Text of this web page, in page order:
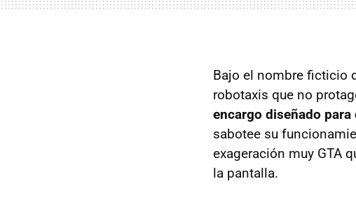
Bajo el nombre ficticio
robotaxis que no
encargo diseñado
sabotee su
exageración muy GTA
la pantalla.